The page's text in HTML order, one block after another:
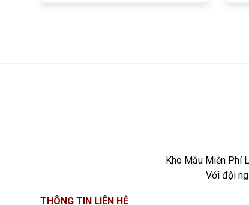
Kho Mẫu Miễn Phí
Với đội
THÔNG TIN LIÊN HỆ